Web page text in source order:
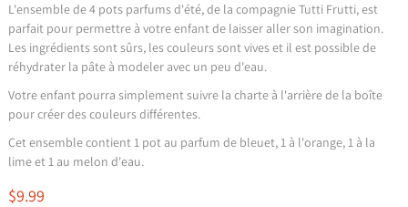
L'ensemble de 4 pots parfums d'été, de la compagnie Tutti Frutti, est
parfait pour permettre à votre enfant de laisser aller son imagination.
Les ingrédients sont sûrs, les couleurs sont vives et il est possible de
réhydrater la pâte à modeler avec un peu d'eau.
Votre enfant pourra simplement suivre la charte à l'arrière de la boîte
pour créer des couleurs différentes.
Cet ensemble contient 1 pot au parfum de bleuet, 1 à l'orange, 1 à la
lime et 1 au melon d'eau.
$9.99